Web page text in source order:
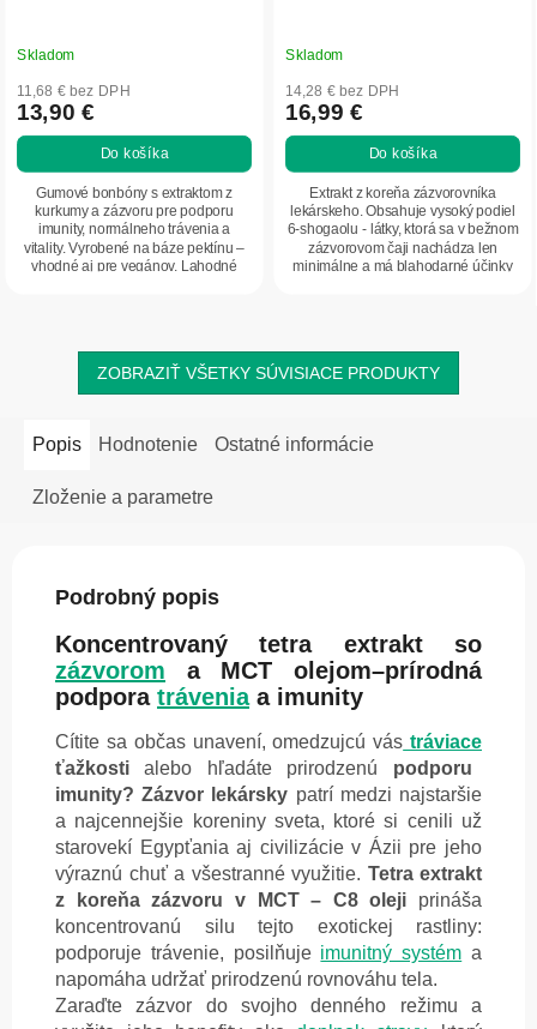
Skladom
11,68 € bez DPH
13,90 €
Do košíka
Gumové bonbóny s extraktom z
kurkumy a zázvoru pre podporu
imunity, normálneho trávenia a
vitality. Vyrobené na báze pektínu –
vhodné aj pre vegánov. Lahodné
Skladom
14,28 € bez DPH
16,99 €
Do košíka
Extrakt z koreňa zázvorovníka
lekárskeho. Obsahuje vysoký podiel
6-shogaolu - látky, ktorá sa v bežnom
zázvorovom čaji nachádza len
minimálne a má blahodarné účinky
ZOBRAZIŤ VŠETKY SÚVISIACE PRODUKTY
Popis Hodnotenie Ostatné informácie
Zloženie a parametre
Podrobný popis
Koncentrovaný tetra extrakt so
zázvorom a MCT olejom–prírodná
podpora tráveniaa imunity
Cítite sa občas unavení, omedzujcú vás tráviace
ťažkostialebo hľadáte prirodzenú podporu
imunity? Zázvor lekársky patrí medzi najstaršie
a najcennejšie koreniny sveta, ktoré si cenili už
starovekí Egypťania aj civilizácie v Ázii pre jeho
výraznú chuť a všestranné využitie. Tetra extrakt
z koreňa zázvoru v MCT – C8 oleji prináša
koncentrovanú silu tejto exotickej rastliny:
podporuje trávenie, posilňuje imunitný systém a
napomáha udržať prirodzenú rovnováhu tela.
Zaraďte zázvor do svojho denného režimu a